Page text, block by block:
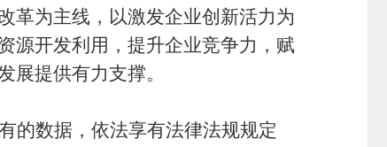
革为主线，以激发企业创新活力为
源开发利用，提升企业竞争力，赋
提供有力支撑。
的数据，依法享有法律法规规定